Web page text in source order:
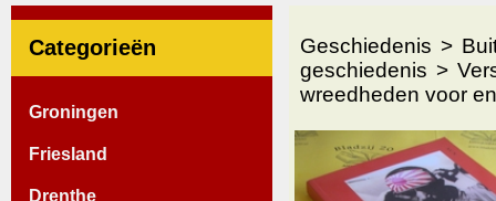
Categorieën
Groningen
Friesland
Drenthe
Geschiedenis
geschiedenis
wreedheden voor